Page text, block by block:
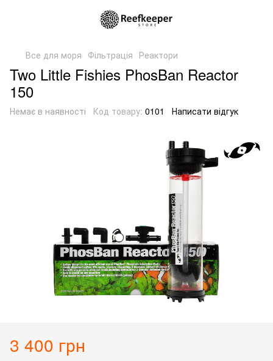
Все для моря Фільтрація Реактори
Two Little Fishies PhosBan Reactor
150
Немає в наявності Код товару: 0101 Написати відгук
3 400 грн